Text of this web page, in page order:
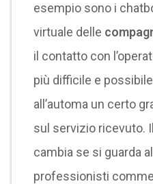
esempio sono i
virtuale delle
il contatto con
più difficile e
all’automa un certo
sul servizio ricevuto.
cambia se si guarda
professionisti